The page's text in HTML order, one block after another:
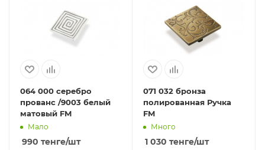
064 000 серебро
прованс /9003 белый
матовый FМ
Мало
990 тенге/шт
071 032 бронза
полированная Ручка
FM
Много
1 030 тенге/шт